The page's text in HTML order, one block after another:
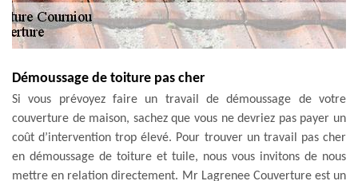
Démoussage de toiture pas cher
Si vous prévoyez faire un travail de démoussage de votre
couverture de maison, sachez que vous ne devriez pas payer un
coût d’intervention trop élevé. Pour trouver un travail pas cher
en démoussage de toiture et tuile, nous vous invitons de nous
mettre en relation directement. Mr Lagrenee Couverture est un